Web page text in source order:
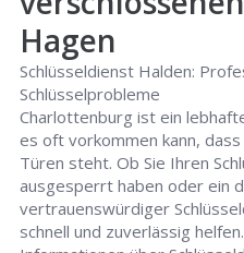
Hagen
Schlüsseldienst Halden:
Schlüsselprobleme
Charlottenburg ist ein
es oft vorkommen kann,
Türen steht. Ob Sie Ihren
ausgesperrt haben oder ein
vertrauenswürdiger
schnell und zuverlässig